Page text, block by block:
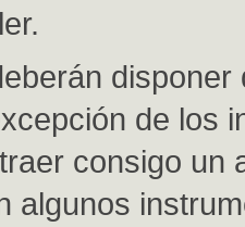
disponer
de los
consigo un
algunos